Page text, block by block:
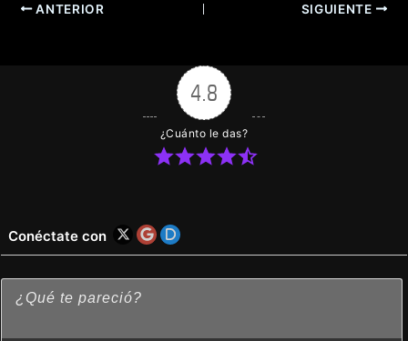
ANTERIOR SIGUIENTE
4.8
¿Cuánto le das?
Conéctate con